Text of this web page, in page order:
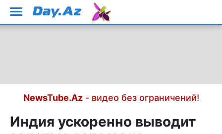
NewsTube.Az- видео без ограничений!
Индия ускоренно выводит